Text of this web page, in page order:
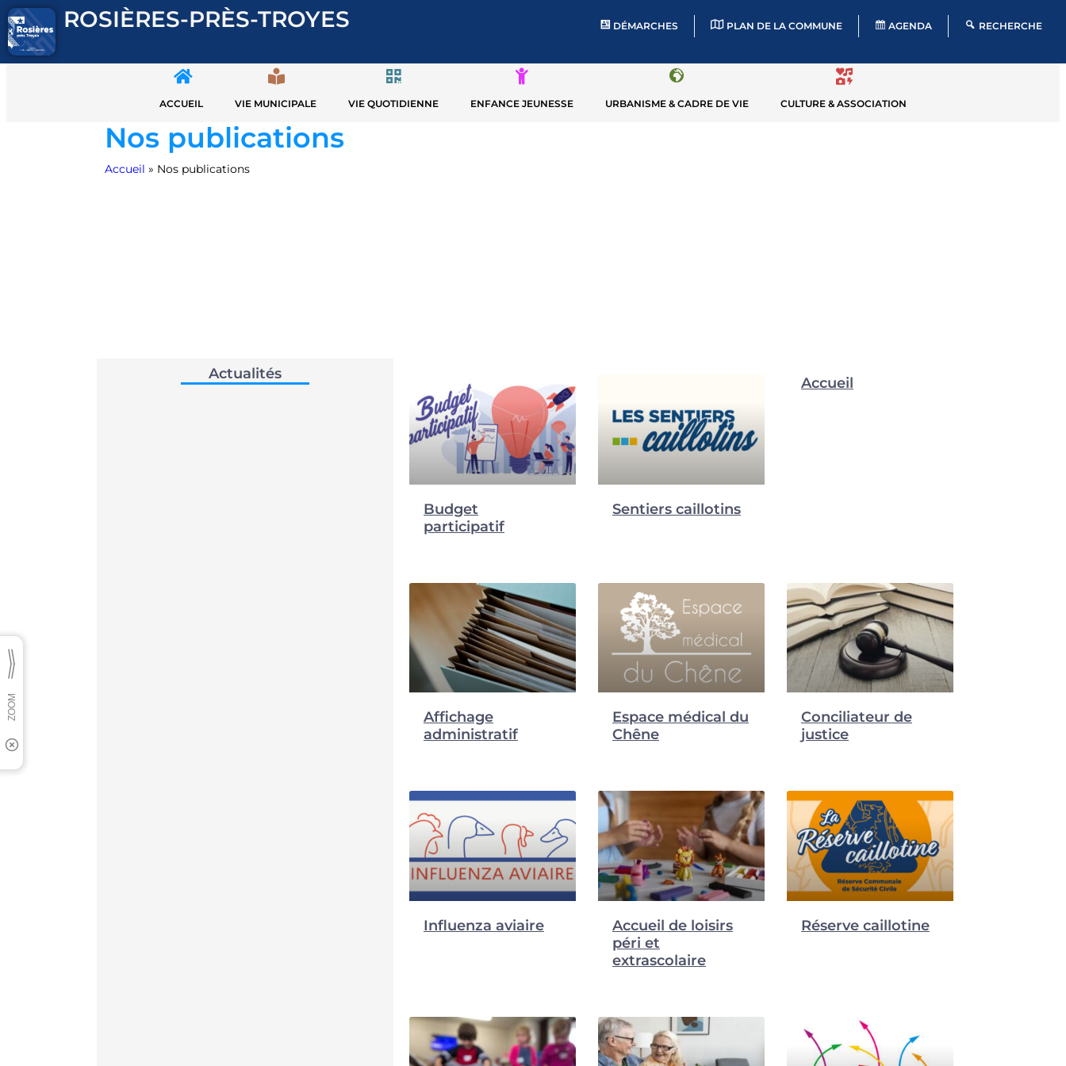
ROSIÈRES-PRÈS-TROYES DÉMARCHES PLAN DE LA COMMUNE AGENDA RECHERCHE
ACCUEIL VIE MUNICIPALE VIE QUOTIDIENNE ENFANCE JEUNESSE URBANISME & CADRE DE VIE CULTURE & ASSOCIATION
Nos publications
Accueil » Nos publications
Actualités
Budget
participatif
Sentiers caillotins
Accueil
Affichage
administratif
Espace médical du
Chêne
Conciliateur de
justice
Influenza aviaire
Accueil de loisirs
péri et
extrascolaire
Réserve caillotine